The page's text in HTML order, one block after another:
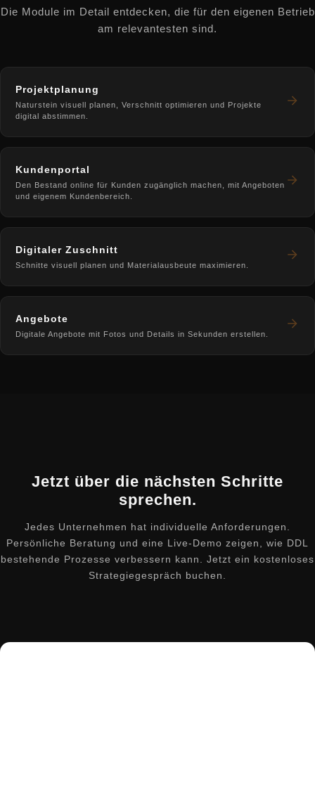
Die Module im Detail entdecken, die für den eigenen Betrieb
am relevantesten sind.
Projektplanung
Naturstein visuell planen, Verschnitt optimieren und Projekte
digital abstimmen.
Kundenportal
Den Bestand online für Kunden zugänglich machen, mit Angeboten
und eigenem Kundenbereich.
Digitaler Zuschnitt
Schnitte visuell planen und Materialausbeute maximieren.
Angebote
Digitale Angebote mit Fotos und Details in Sekunden erstellen.
Jetzt über die nächsten Schritte
sprechen.
Jedes Unternehmen hat individuelle Anforderungen.
Persönliche Beratung und eine Live-Demo zeigen, wie DDL
bestehende Prozesse verbessern kann. Jetzt ein kostenloses
Strategiegespräch buchen.